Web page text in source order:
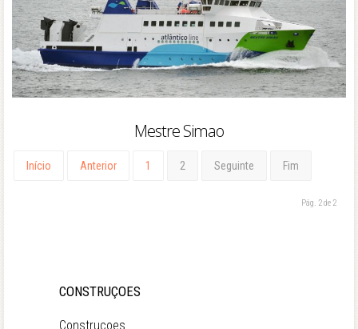
Mestre Simao
Início Anterior 1 2 Seguinte Fim
Pág. 2 de 2
CONSTRUÇOES
Construçoes